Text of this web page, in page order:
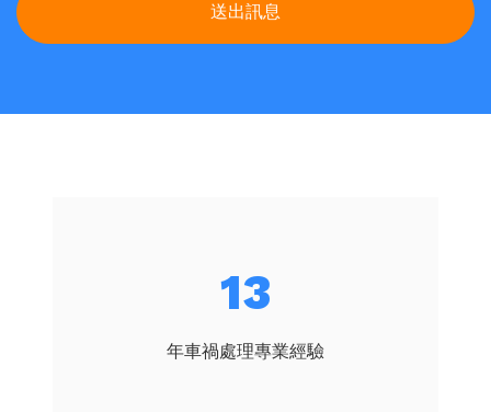
送出訊息
18
年車禍處理專業經驗